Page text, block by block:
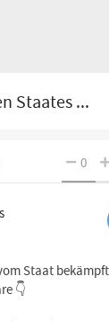
Staates ...
0
Staat
👇